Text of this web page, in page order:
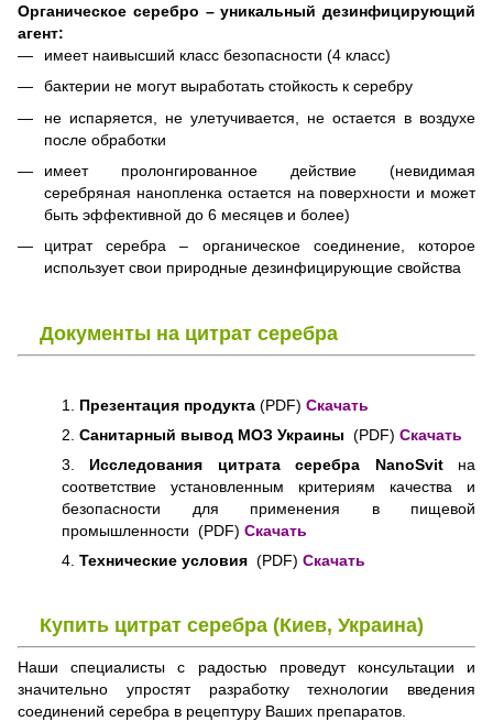
Органическое серебро – уникальный дезинфицирующий
агент:
имеет наивысший класс безопасности (4 класс)
бактерии не могут выработать стойкость к серебру
не испаряется, не улетучивается, не остается в воздухе
после обработки
имеет пролонгированное действие (невидимая
серебряная нанопленка остается на поверхности и может
быть эффективной до 6 месяцев и более)
цитрат серебра – органическое соединение, которое
использует свои природные дезинфицирующие свойства
Документы на цитрат серебра
1. Презентация продукта (PDF) Скачать
2. Санитарный вывод МОЗ Украины (PDF) Скачать
3. Исследования цитрата серебра NanoSvit на
соответствие установленным критериям качества и
безопасности для применения в пищевой
промышленности (PDF) Скачать
4. Технические условия (PDF) Скачать
Купить цитрат серебра (Киев, Украина)
Наши специалисты с радостью проведут консультации и
значительно упростят разработку технологии введения
соединений серебра в рецептуру Ваших препаратов.